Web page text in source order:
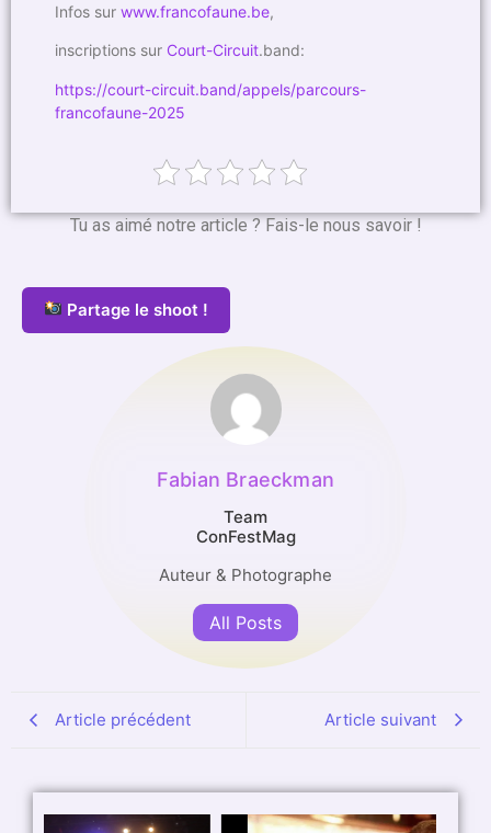
Infos sur www.francofaune.be,
inscriptions sur Court-Circuit.band:
https://court-circuit.band/appels/parcours-
francofaune-2025
Tu as aimé notre article ? Fais-le nous savoir !
Partage le shoot !
Fabian Braeckman
Team
ConFestMag
Auteur & Photographe
All Posts
Article précédent Article suivant